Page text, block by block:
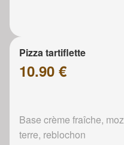
Pizza tartiflette
10.90 €
Base crème fraîche,
terre, reblochon